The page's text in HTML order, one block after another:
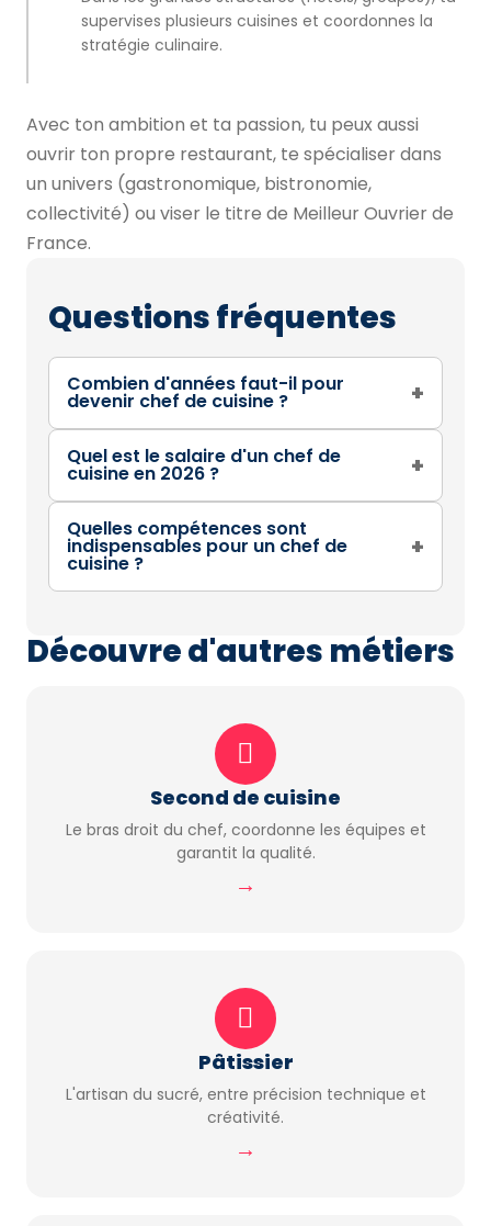
supervises plusieurs cuisines et coordonnes la
stratégie culinaire.
Avec ton ambition et ta passion, tu peux aussi
ouvrir ton propre restaurant, te spécialiser dans
un univers (gastronomique, bistronomie,
collectivité) ou viser le titre de Meilleur Ouvrier de
France.
Questions fréquentes
Combien d'années faut-il pour
devenir chef de cuisine ? +
Quel est le salaire d'un chef de
cuisine en 2026 ? +
Quelles compétences sont
indispensables pour un chef de
cuisine ?
+
Découvre d'autres métiers
Second de cuisine
Le bras droit du chef, coordonne les équipes et
garantit la qualité.
→
Pâtissier
L'artisan du sucré, entre précision technique et
créativité.
→